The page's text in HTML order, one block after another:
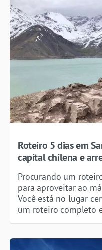
Roteiro 5 dias em
capital chilena e
Procurando um
para aproveitar ao
Você está no lugar
um roteiro completo